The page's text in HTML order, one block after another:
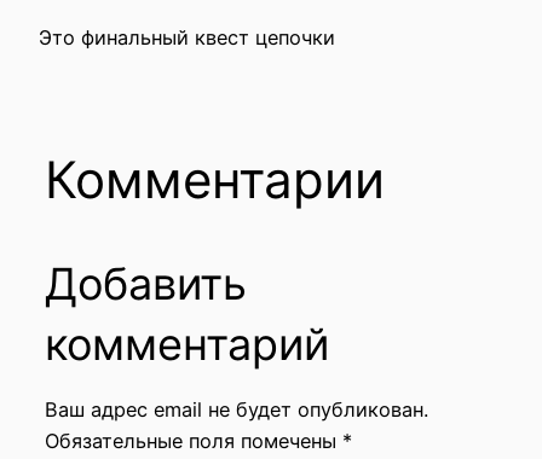
Это финальный квест цепочки
Комментарии
Добавить
комментарий
Ваш адрес email не будет опубликован.
Обязательные поля помечены *